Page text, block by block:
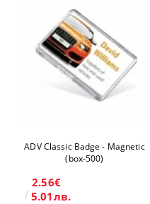
ADV Classic Badge - Magnetic
(box-500)
2.56€
5.01лв.